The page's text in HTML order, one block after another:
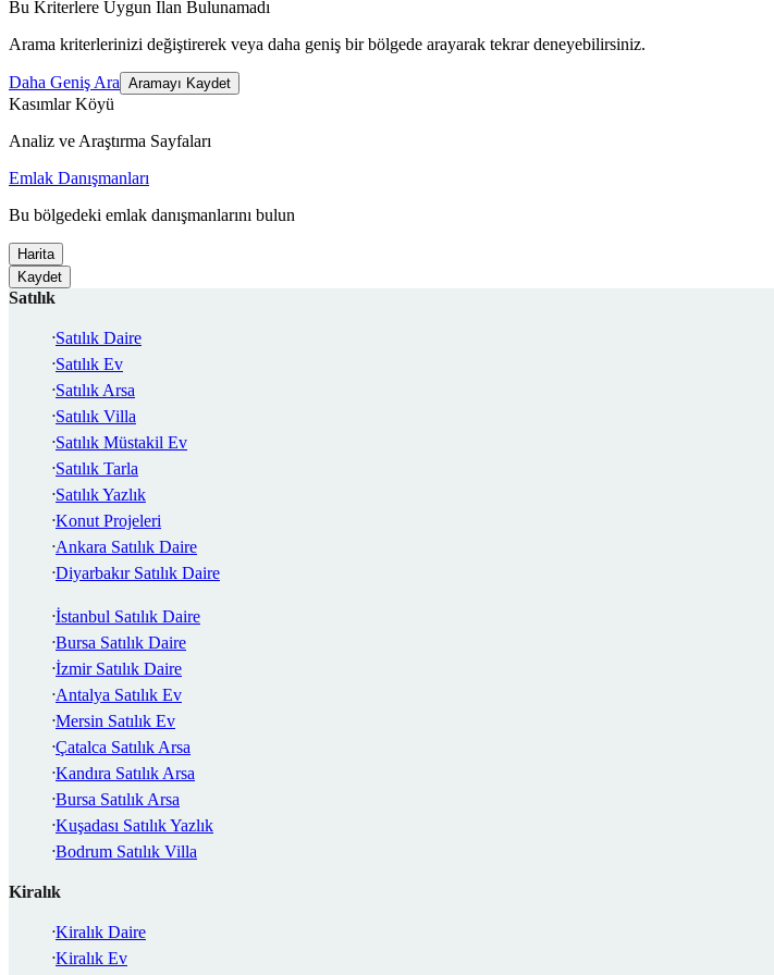
Bu Kriterlere Uygun İlan Bulunamadı
Arama kriterlerinizi değiştirerek veya daha geniş bir bölgede arayarak tekrar deneyebilirsiniz.
Daha Geniş Ara Aramayı Kaydet
Kasımlar Köyü
Analiz ve Araştırma Sayfaları
Emlak Danışmanları
Bu bölgedeki emlak danışmanlarını bulun
Harita
Kaydet
Satılık
Satılık Daire
Satılık Ev
Satılık Arsa
Satılık Villa
Satılık Müstakil Ev
Satılık Tarla
Satılık Yazlık
Konut Projeleri
Ankara Satılık Daire
Diyarbakır Satılık Daire
İstanbul Satılık Daire
Bursa Satılık Daire
İzmir Satılık Daire
Antalya Satılık Ev
Mersin Satılık Ev
Çatalca Satılık Arsa
Kandıra Satılık Arsa
Bursa Satılık Arsa
Kuşadası Satılık Yazlık
Bodrum Satılık Villa
Kiralık
Kiralık Daire
Kiralık Ev